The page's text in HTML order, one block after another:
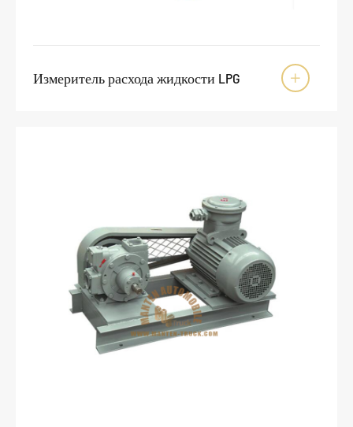
Измеритель расхода жидкости LPG 